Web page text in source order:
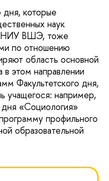
дня, которые
наук
НИУ ВШЭ, тоже
по отношению
область основной
в этом направлении
Факультетского дня,
учащегося: например,
дня «Социология»
профильного
образовательной